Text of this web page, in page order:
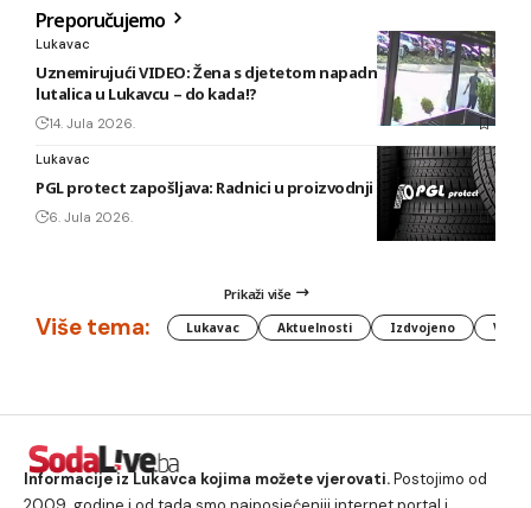
Preporučujemo
Lukavac
Uznemirujući VIDEO: Žena s djetetom napadnuta od pasa
lutalica u Lukavcu – do kada!?
14. Jula 2026.
Lukavac
PGL protect zapošljava: Radnici u proizvodnji i vulkanizeri
6. Jula 2026.
Prikaži više
Više tema: Lukavac Aktuelnosti Izdvojeno
Informacije iz Lukavca kojima možete vjerovati.Postojimo od